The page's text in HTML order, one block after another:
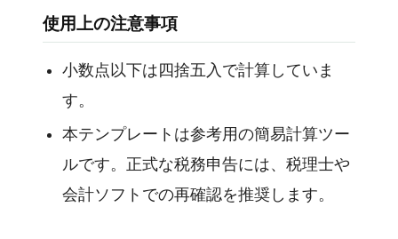
使用上の注意事項
小数点以下は四捨五入で計算していま
す。
本テンプレートは参考用の簡易計算ツー
ルです。正式な税務申告には、税理士や
会計ソフトでの再確認を推奨します。